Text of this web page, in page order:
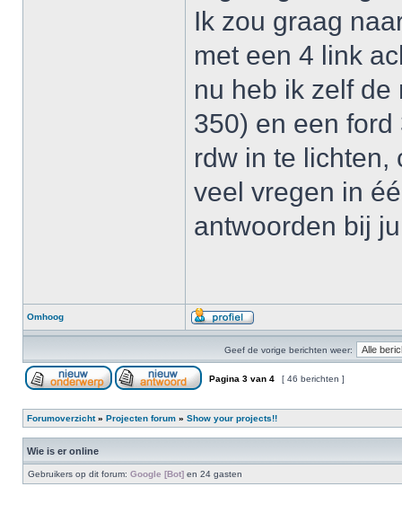
Ik zou graag
met een 4 link
nu heb ik zelf
350) en een
rdw in te lichten,
veel vregen in
antwoorden bij
Omhoog
Geef de vorige berichten weer:
Pagina 3 van 4 [ 46 berichten ]
Forumoverzicht» Projecten forum » Show your projects!!
Wie is er online
Gebruikers op dit forum: Google [Bot] en 24 gasten